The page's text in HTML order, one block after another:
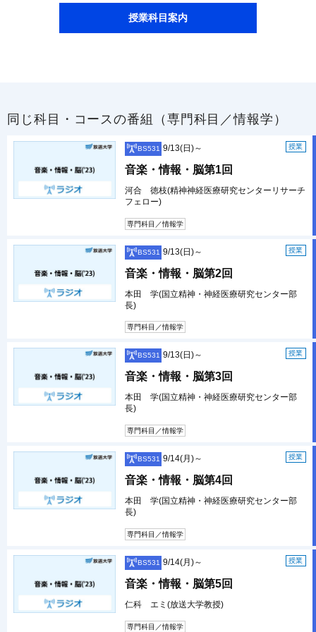
授業科目案内
同じ科目・コースの番組（専門科目／情報学）
BS531 授業
9/13(日)～
音楽・情報・脳第1回
河合 徳枝(精神神経医療研究センターリサーチ
フェロー)
専門科目／情報学
BS531 授業
9/13(日)～
音楽・情報・脳第2回
本田 学(国立精神・神経医療研究センター部
長)
専門科目／情報学
BS531 授業
9/13(日)～
音楽・情報・脳第3回
本田 学(国立精神・神経医療研究センター部
長)
専門科目／情報学
BS531 授業
9/14(月)～
音楽・情報・脳第4回
本田 学(国立精神・神経医療研究センター部
長)
専門科目／情報学
BS531 授業
9/14(月)～
音楽・情報・脳第5回
仁科 エミ(放送大学教授)
専門科目／情報学